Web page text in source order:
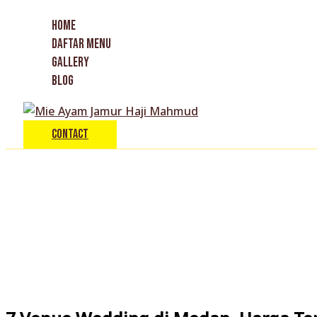
HOME
DAFTAR MENU
GALLERY
BLOG
Contact